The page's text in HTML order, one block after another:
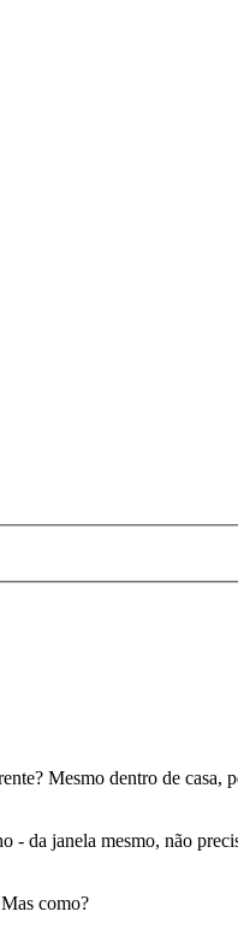
Mesmo dentro de
da janela mesmo, não
como?